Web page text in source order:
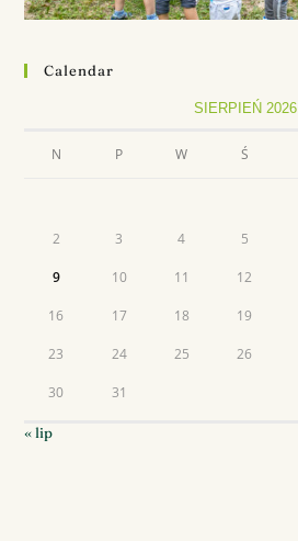
Calendar
SIERPIEŃ 2026
N P W Ś
2 3 4 5
9 10 11 12
16 17 18 19
23 24 25 26
30 31
« lip